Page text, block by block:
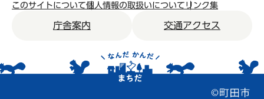
このサイトについて個人情報の取扱いについて リンク集
庁舎案内 交通アクセス